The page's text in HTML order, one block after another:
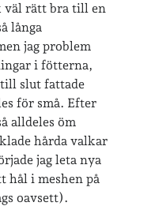
SÖ-stilen…
– Helenas dagarom
väl rätt bra till en
långa
jag problem
i fötterna,
slut fattade
för små. Efter
alldeles öm
hårda valkar
jag leta nya
hål i meshen på
oavsett).